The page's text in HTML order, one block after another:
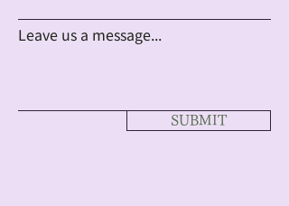
Leave us a message...
SUBMIT